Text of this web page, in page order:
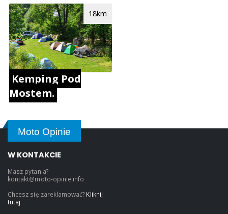
Kemping Pod
Mostem.
18km
Moto Opinie
W KONTAKCIE
Masz pytania?
kontakt@moto-opinie.info
Chcesz się zareklamować? Kliknij
tutaj